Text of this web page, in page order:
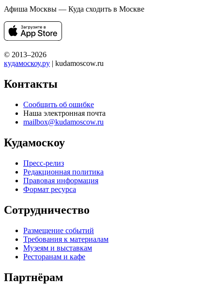
Афиша Москвы — Куда сходить в Москве
© 2013–2026
кудамоскоу.ру | kudamoscow.ru
Контакты
Сообщить об ошибке
Наша электронная почта
mailbox@kudamoscow.ru
Кудамоскоу
Пресс-релиз
Редакционная политика
Правовая информация
Формат ресурса
Сотрудничество
Размещение событий
Требования к материалам
Музеям и выставкам
Ресторанам и кафе
Партнёрам